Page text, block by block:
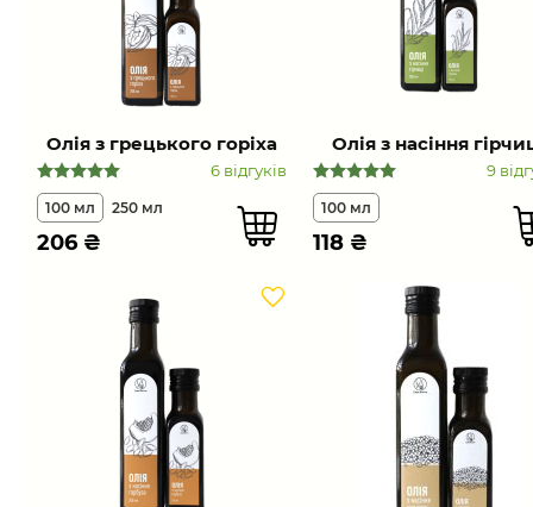
Олія з грецького горіха
6 відгуків
100 мл 250 мл
206 ₴
Олія з насіння
9
100 мл
118 ₴